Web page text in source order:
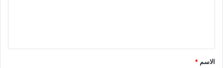
ق
*
الاسم *